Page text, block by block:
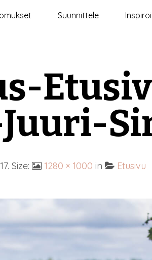
Suunnittele
. Size: 1280 × 1000 in Etusivu